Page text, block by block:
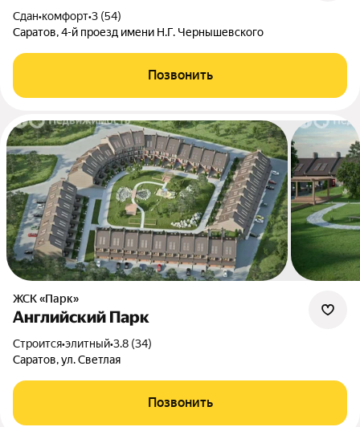
Сдан•комфорт•3 (54)
Саратов, 4-й проезд имени Н.Г. Чернышевского
Позвонить
ЖСК «Парк»
Английский Парк
Строится•элитный•3.8 (34)
Саратов, ул. Светлая
Позвонить